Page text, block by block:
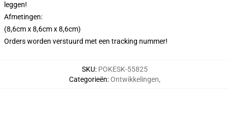
leggen!
Afmetingen:
(8,6cm x 8,6cm x 8,6cm)
Orders worden verstuurd met een tracking nummer!
SKU: POKESK-55825
Categorieën:Ontwikkelingen,